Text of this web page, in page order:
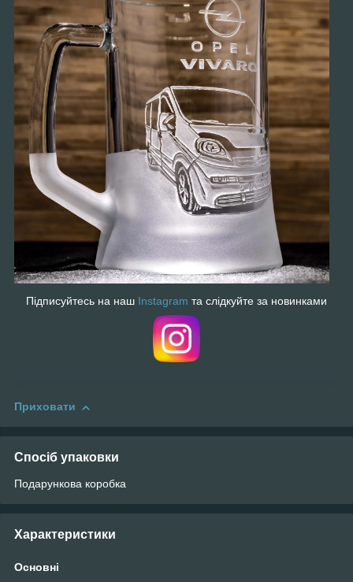
Підписуйтесь на наш Instagram та слідкуйте за новинками
Приховати
Спосіб упаковки
Подарункова коробка
Характеристики
Основні